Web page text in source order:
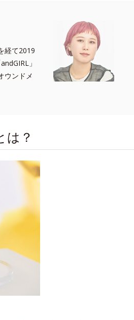
経て2019
」
ウンドメ
は？